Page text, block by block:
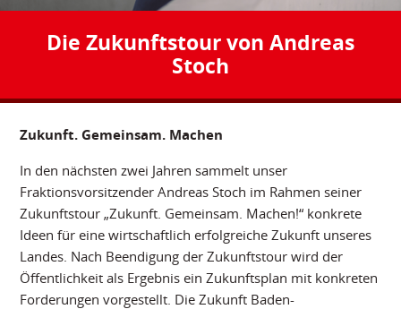
Die Zukunftstour von Andreas
Stoch
Zukunft. Gemeinsam. Machen
In den nächsten zwei Jahren sammelt unser
Fraktionsvorsitzender Andreas Stoch im Rahmen seiner
Zukunftstour „Zukunft. Gemeinsam. Machen!“ konkrete
Ideen für eine wirtschaftlich erfolgreiche Zukunft unseres
Landes. Nach Beendigung der Zukunftstour wird der
Öffentlichkeit als Ergebnis ein Zukunftsplan mit konkreten
Forderungen vorgestellt. Die Zukunft Baden-